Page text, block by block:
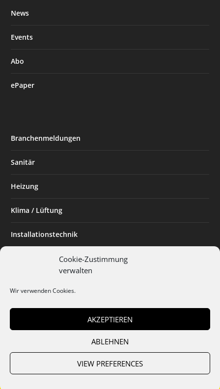
Cookie-Zustimmung
verwalten
Wir verwenden Cookies.
AKZEPTIEREN
ABLEHNEN
VIEW PREFERENCES
News
Events
Abo
ePaper
Branchenmeldungen
Sanitär
Heizung
Klima / Lüftung
Installationstechnik
Planen & Bauen
Installateur des Monats
Mediadaten Cookies Datenschutz